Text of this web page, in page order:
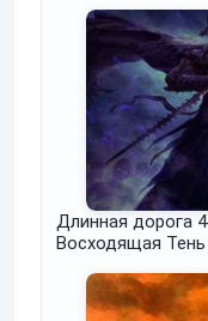
Длинная дорога 4
Восходящая Тень